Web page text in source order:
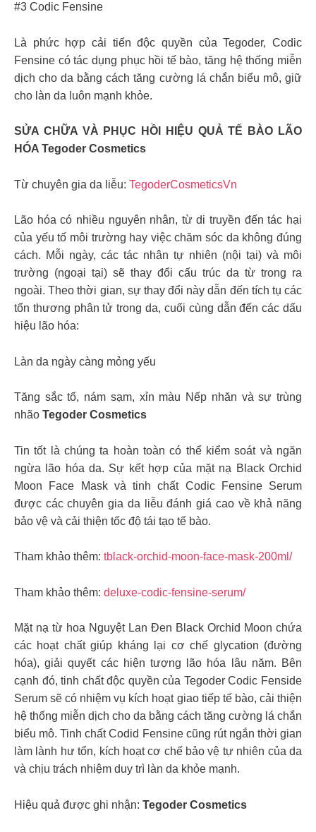
#3 Codic Fensine
Là phức hợp cải tiến độc quyền của Tegoder, Codic
Fensine có tác dụng phục hồi tế bào, tăng hệ thống miễn
dịch cho da bằng cách tăng cường lá chắn biểu mô, giữ
cho làn da luôn mạnh khỏe.
SỬA CHỮA VÀ PHỤC HỒI HIỆU QUẢ TẾ BÀO LÃO
HÓA Tegoder Cosmetics
Từ chuyên gia da liễu: TegoderCosmeticsVn
Lão hóa có nhiều nguyên nhân, từ di truyền đến tác hại
của yếu tố môi trường hay việc chăm sóc da không đúng
cách. Mỗi ngày, các tác nhân tự nhiên (nội tại) và môi
trường (ngoại tại) sẽ thay đổi cấu trúc da từ trong ra
ngoài. Theo thời gian, sự thay đổi này dẫn đến tích tụ các
tổn thương phân tử trong da, cuối cùng dẫn đến các dấu
hiệu lão hóa:
Làn da ngày càng mỏng yếu
Tăng sắc tố, nám sạm, xỉn màu Nếp nhăn và sự trùng
nhão Tegoder Cosmetics
Tin tốt là chúng ta hoàn toàn có thể kiểm soát và ngăn
ngừa lão hóa da. Sự kết hợp của mặt nạ Black Orchid
Moon Face Mask và tinh chất Codic Fensine Serum
được các chuyên gia da liễu đánh giá cao về khả năng
bảo vệ và cải thiện tốc độ tái tạo tế bào.
Tham khảo thêm: tblack-orchid-moon-face-mask-200ml/
Tham khảo thêm: deluxe-codic-fensine-serum/
Mặt nạ từ hoa Nguyệt Lan Đen Black Orchid Moon chứa
các hoạt chất giúp kháng lại cơ chế glycation (đường
hóa), giải quyết các hiện tượng lão hóa lâu năm. Bên
cạnh đó, tinh chất độc quyền của Tegoder Codic Fenside
Serum sẽ có nhiệm vụ kích hoạt giao tiếp tế bào, cải thiện
hệ thống miễn dịch cho da bằng cách tăng cường lá chắn
biểu mô. Tinh chất Codid Fensine cũng rút ngắn thời gian
làm lành hư tổn, kích hoạt cơ chế bảo vệ tự nhiên của da
và chịu trách nhiệm duy trì làn da khỏe mạnh.
Hiệu quả được ghi nhận: Tegoder Cosmetics